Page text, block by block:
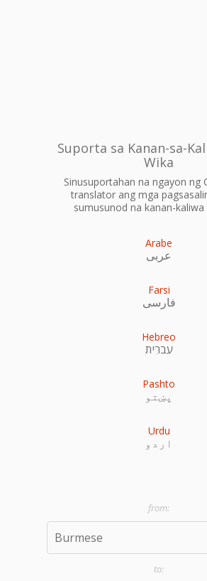
Suporta sa Kanan-sa-
Wika
Sinusuportahan na ngayon ng
translator ang mga
sumusunod na kanan-kaliwa
Arabe
عربى
Farsi
فارسی
Hebreo
עִברִית
Pashto
پښتو
Urdu
اردو